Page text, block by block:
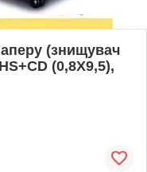
(знищувач
(0,8X9,5),